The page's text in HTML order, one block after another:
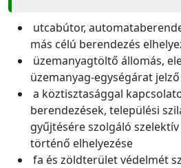
utcabútor,
más célú berendezés
üzemanyagtöltő állomás,
üzemanyag-egységárat
a köztisztasággal
berendezések, települési
gyűjtésére szolgáló
történő elhelyezése
fa és zöldterület védelmét